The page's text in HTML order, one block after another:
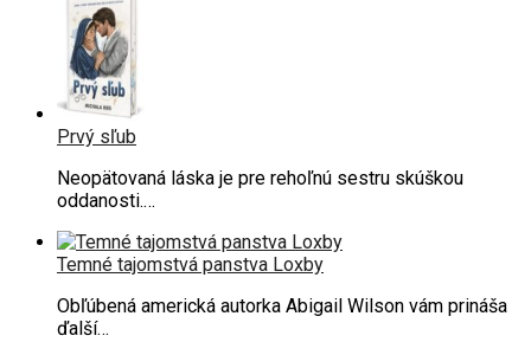
Prvý sľub
Neopätovaná láska je pre rehoľnú sestru skúškou
oddanosti.…
Temné tajomstvá panstva Loxby
Obľúbená americká autorka Abigail Wilson vám prináša
ďalší…